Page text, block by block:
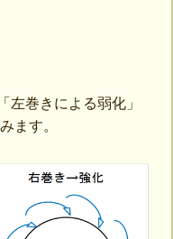
左巻きによる弱化」
ます。